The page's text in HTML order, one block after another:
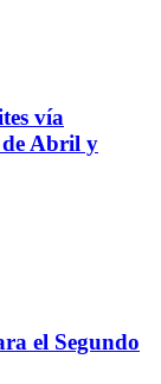
vía
de Abril y
el Segundo